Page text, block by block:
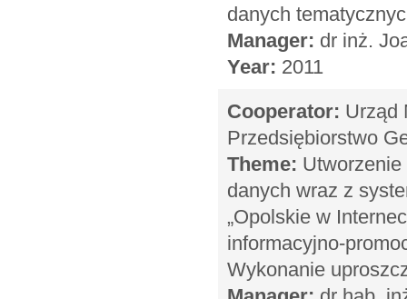
danych
Manager: dr inż.
Year: 2011
Cooperator: Urząd
Przedsiębiorstwo
Theme: Utworzenie
danych wraz z
„Opolskie w
informacyjno-
Wykonanie